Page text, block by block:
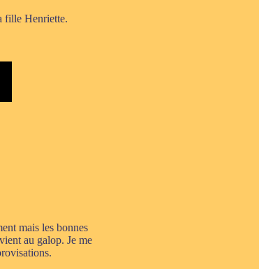
fille Henriette.
mais les bonnes
au galop. Je me